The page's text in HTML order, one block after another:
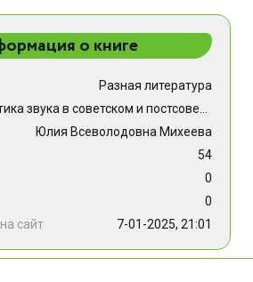
о книге
Разная литература
Юлия Всеволодовна Михеева
54
0
0
сайт
7-01-2025, 21:01